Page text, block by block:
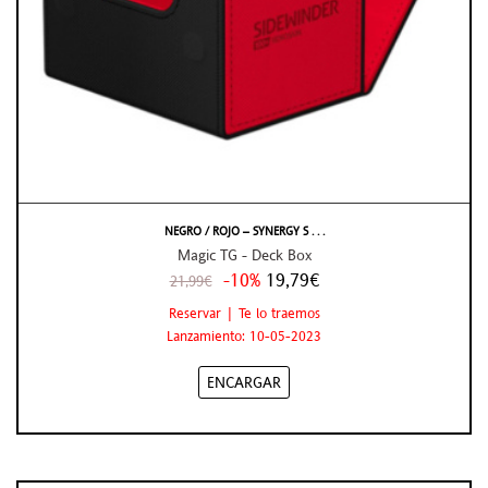
NEGRO / ROJO – SYNERGY S . . .
Magic TG - Deck Box
21,99€ -10% 19,79€
Reservar | Te lo traemos
Lanzamiento: 10-05-2023
ENCARGAR